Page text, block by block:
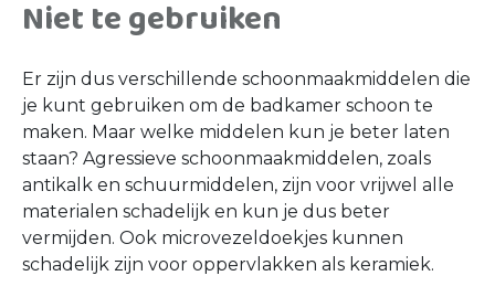
Niet te gebruiken
Er zijn dus verschillende schoonmaakmiddelen die
je kunt gebruiken om de badkamer schoon te
maken. Maar welke middelen kun je beter laten
staan? Agressieve schoonmaakmiddelen, zoals
antikalk en schuurmiddelen, zijn voor vrijwel alle
materialen schadelijk en kun je dus beter
vermijden. Ook microvezeldoekjes kunnen
schadelijk zijn voor oppervlakken als keramiek.